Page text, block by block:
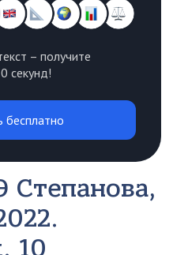
– получите
секунд!
бесплатно
Степанова,
10